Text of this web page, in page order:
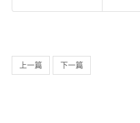
上一篇 下一篇